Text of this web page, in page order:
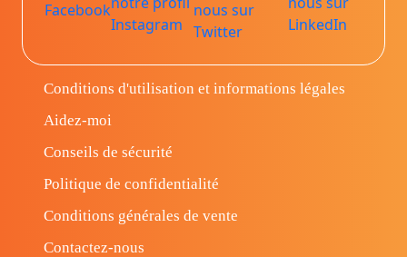
Conditions d'utilisation et informations légales
Aidez-moi
Conseils de sécurité
Politique de confidentialité
Conditions générales de vente
Contactez-nous